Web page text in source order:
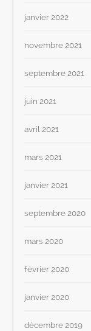
janvier 2022
novembre 2021
septembre 2021
juin 2021
avril 2021
mars 2021
janvier 2021
septembre 2020
mars 2020
février 2020
janvier 2020
décembre 2019